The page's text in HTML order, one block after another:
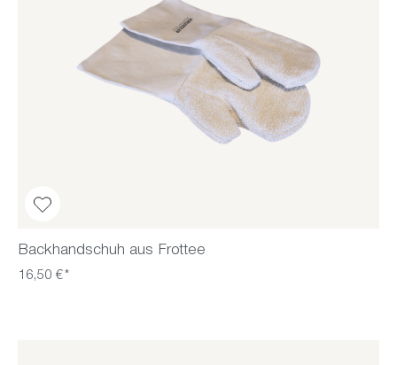
Backhandschuh aus Frottee
16,50 €*